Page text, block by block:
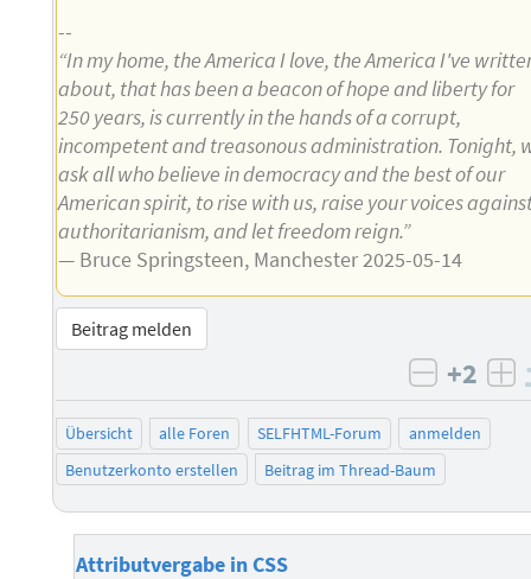
--
“In my home, the America I love, the America I've
about, that has been a beacon of hope and liberty for
250 years, is currently in the hands of a corrupt,
incompetent and treasonous administration. Tonight,
ask all who believe in democracy and the best of our
American spirit, to rise with us, raise your voices
authoritarianism, and let freedom reign.”
— Bruce Springsteen, Manchester 2025-05-14
Beitrag melden
negativ
+2
Übersicht alle Foren SELFHTML-Forum
anmelden
Benutzerkonto erstellen
Beitrag im Thread-Baum
Attributvergabe in CSS